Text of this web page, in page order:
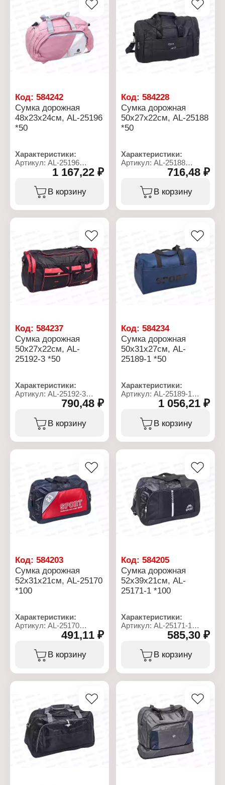
Тип застежки: на молнии
Тип застежки: на молнии
Код: 584242
Сумка дорожная
48х23х24см, AL-25196
*50
Характеристики:
Артикул: AL-25196
Тип товара: Сумка
Назначение: дорожная
Размер: 48х23х24 см
Подклад: есть
Количество внутренних
Материал: полиэстер
Тип застежки: на молнии
1 167,22 ₽
В корзину
Код:584228
Сумка дорожная
50х27х22см, AL-25188
*50
Характеристики:
Артикул: AL-25188
Тип товара: Сумка
Назначение: дорожная
Размер: 50х27х22 см
Подклад: нет
Материал: полиэстер
Тип застежки: на молнии
716,48 ₽
В корзину
Код: 584237
Сумка дорожная
50х27х22см, AL-
25192-3 *50
Характеристики:
Артикул: AL-25192-3
Тип товара: Сумка
Назначение: дорожная
Размер: 50х27х22 см
Подклад: нет
Материал: полиэстер
Тип застежки: на молнии
790,48 ₽
В корзину
Код:584234
Сумка дорожная
50х31х27см, AL-
25189-1 *50
Характеристики:
Артикул: AL-25189-1
Тип товара: Сумка
Назначение: дорожная
Размер: 50х31х27 см
Подклад: есть
Материал: полиэстер
Тип застежки: на молнии
1 056,21 ₽
В корзину
Код: 584203
Сумка дорожная
52х31х21см, AL-25170
*100
Характеристики:
Артикул: AL-25170
Тип товара: Сумка
Назначение: дорожная
Размер: 52х31х21 см
Подклад: есть
Материал: полиэстер
Тип застежки: на молнии
491,11 ₽
В корзину
Код:584205
Сумка дорожная
52х39х21см, AL-
25171-1 *100
Характеристики:
Артикул: AL-25171-1
Тип товара: Сумка
Назначение: дорожная
Размер: 52х39х21 см
Подклад: есть
Материал: полиэстер
Тип застежки: на молнии
585,30 ₽
В корзину